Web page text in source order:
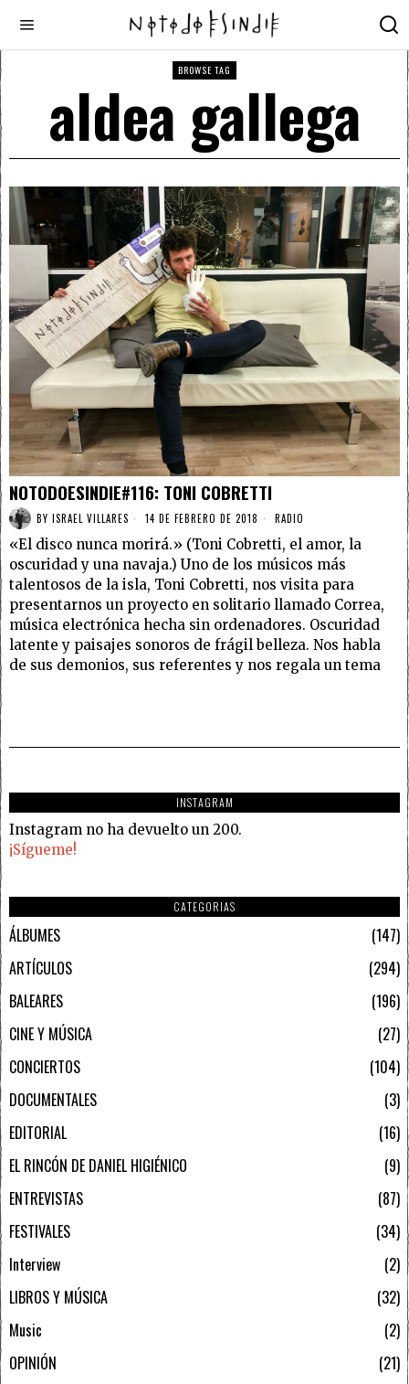
BROWSE TAG
aldea gallega
NOTODOESINDIE#116: TONI COBRETTI
BY ISRAEL VILLARES 14 DE FEBRERO DE 2018 RADIO
«El disco nunca morirá.» (Toni Cobretti, el amor, la
oscuridad y una navaja.) Uno de los músicos más
talentosos de la isla, Toni Cobretti, nos visita para
presentarnos un proyecto en solitario llamado Correa,
música electrónica hecha sin ordenadores. Oscuridad
latente y paisajes sonoros de frágil belleza. Nos habla
de sus demonios, sus referentes y nos regala un tema
INSTAGRAM
Instagram no ha devuelto un 200.
¡Sígueme!
CATEGORIAS
ÁLBUMES
147
ARTÍCULOS
294
BALEARES
196
CINE Y MÚSICA
27
CONCIERTOS
104
DOCUMENTALES
3
EDITORIAL
16
EL RINCÓN DE DANIEL HIGIÉNICO
9
ENTREVISTAS
87
FESTIVALES
34
Interview
2
LIBROS Y MÚSICA
32
Music
2
OPINIÓN
21